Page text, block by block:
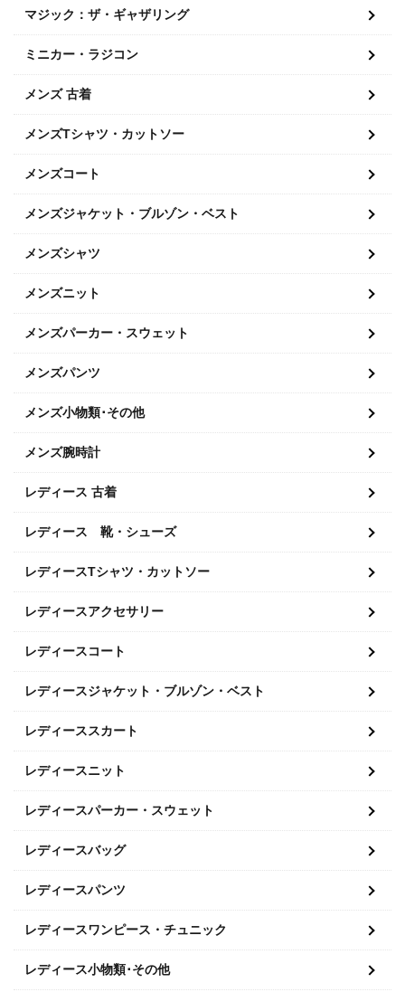
マジック：ザ・ギャザリング
ミニカー・ラジコン
メンズ 古着
メンズTシャツ・カットソー
メンズコート
メンズジャケット・ブルゾン・ベスト
メンズシャツ
メンズニット
メンズパーカー・スウェット
メンズパンツ
メンズ小物類･その他
メンズ腕時計
レディース 古着
レディース 靴・シューズ
レディースTシャツ・カットソー
レディースアクセサリー
レディースコート
レディースジャケット・ブルゾン・ベスト
レディーススカート
レディースニット
レディースパーカー・スウェット
レディースバッグ
レディースパンツ
レディースワンピース・チュニック
レディース小物類･その他